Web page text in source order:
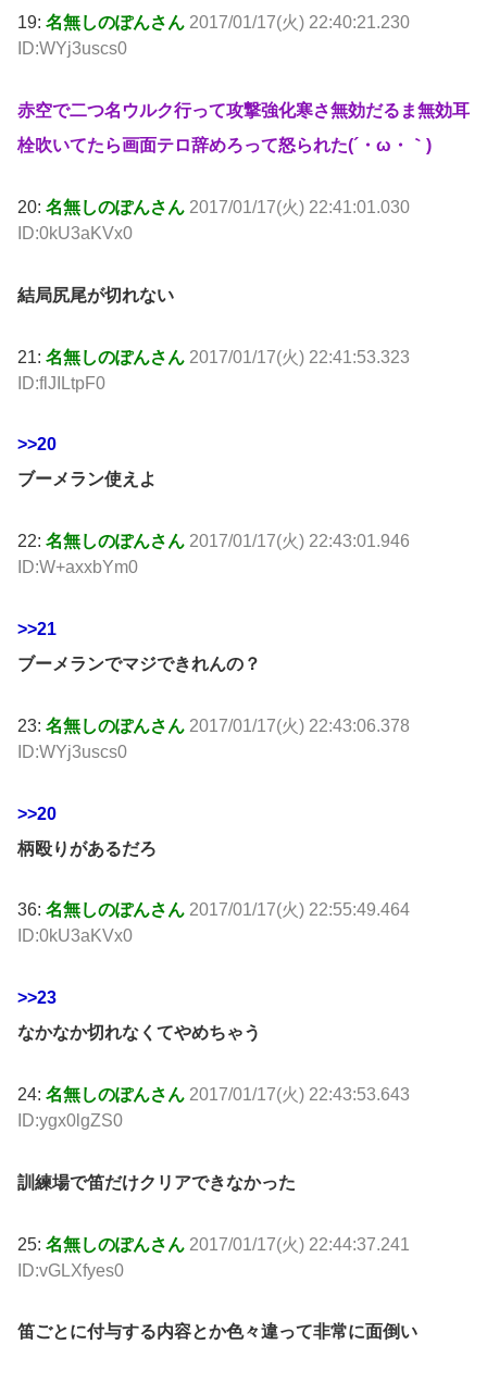
19: 名無しのぽんさん 2017/01/17(火) 22:40:21.230
ID:WYj3uscs0
赤空で二つ名ウルク行って攻撃強化寒さ無効だるま無効耳
栓吹いてたら画面テロ辞めろって怒られた(´・ω・｀)
20: 名無しのぽんさん 2017/01/17(火) 22:41:01.030
ID:0kU3aKVx0
結局尻尾が切れない
21: 名無しのぽんさん 2017/01/17(火) 22:41:53.323
ID:flJILtpF0
>>20
ブーメラン使えよ
22: 名無しのぽんさん 2017/01/17(火) 22:43:01.946
ID:W+axxbYm0
>>21
ブーメランでマジできれんの？
23: 名無しのぽんさん 2017/01/17(火) 22:43:06.378
ID:WYj3uscs0
>>20
柄殴りがあるだろ
36: 名無しのぽんさん 2017/01/17(火) 22:55:49.464
ID:0kU3aKVx0
>>23
なかなか切れなくてやめちゃう
24: 名無しのぽんさん 2017/01/17(火) 22:43:53.643
ID:ygx0lgZS0
訓練場で笛だけクリアできなかった
25: 名無しのぽんさん 2017/01/17(火) 22:44:37.241
ID:vGLXfyes0
笛ごとに付与する内容とか色々違って非常に面倒い